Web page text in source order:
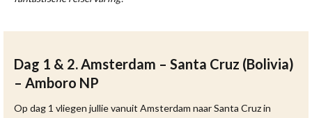
Dag 1 & 2. Amsterdam – Santa Cruz (Bolivia)
– Amboro NP
Op dag 1 vliegen jullie vanuit Amsterdam naar Santa Cruz in